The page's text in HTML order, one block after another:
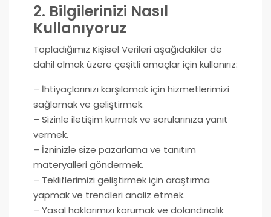
2. Bilgilerinizi Nasıl
Kullanıyoruz
Topladığımız Kişisel Verileri aşağıdakiler de
dahil olmak üzere çeşitli amaçlar için kullanırız:
– İhtiyaçlarınızı karşılamak için hizmetlerimizi
sağlamak ve geliştirmek.
– Sizinle iletişim kurmak ve sorularınıza yanıt
vermek.
– İzninizle size pazarlama ve tanıtım
materyalleri göndermek.
– Tekliflerimizi geliştirmek için araştırma
yapmak ve trendleri analiz etmek.
– Yasal haklarımızı korumak ve dolandırıcılık